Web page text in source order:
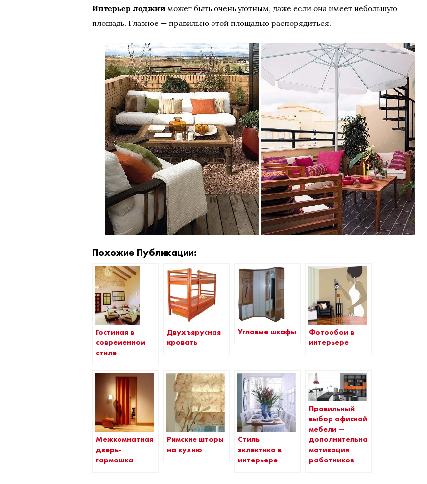
Интерьер лоджии может быть очень уютным, даже если она имеет небольшую
площадь. Главное — правильно этой площадью распорядиться.
Похожие Публикации:
Гостиная в
современном
стиле
Двухъярусная
кровать
Угловые шкафы
Фотообои в
интерьере
Межкомнатная
дверь-
гармошка
Римские шторы
на кухню
Стиль
эклектика в
интерьере
Правильный
выбор офисной
мебели —
дополнительная
мотивация
работников